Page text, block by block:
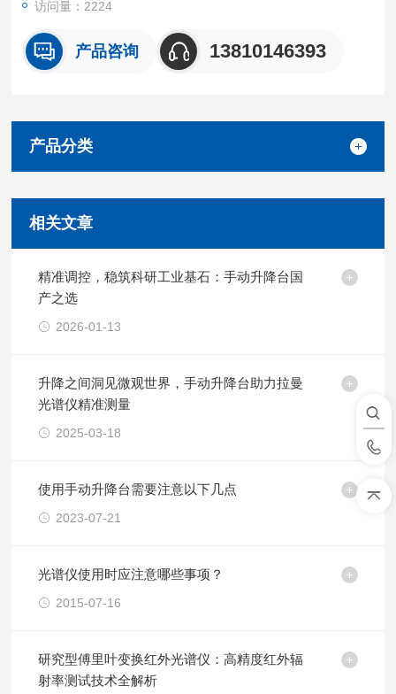
访问量：2224
产品咨询 13810146393
产品分类
相关文章
精准调控，稳筑科研工业基石：手动升降台国
产之选
2026-01-13
升降之间洞见微观世界，手动升降台助力拉曼
光谱仪精准测量
2025-03-18
使用手动升降台需要注意以下几点
2023-07-21
光谱仪使用时应注意哪些事项？
2015-07-16
研究型傅里叶变换红外光谱仪：高精度红外辐
射率测试技术全解析